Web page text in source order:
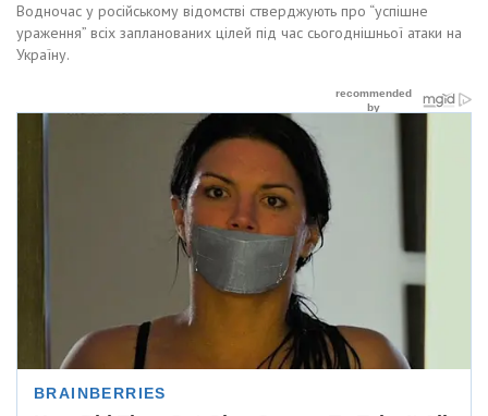
Водночас у російському відомстві стверджують про “успішне
ураження” всіх запланованих цілей під час сьогоднішньої атаки на
Україну.